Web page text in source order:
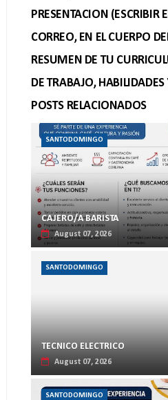
PRESENTACION (ESCRIBIR
CORREO, EN EL CUERPO
RESUMEN DE TU
DE TRABAJO,
POSTS RELACIONADOS
SANTODOMINGO
CAJERO/A BARISTA
August 07, 2026
SANTODOMINGO
TECNICO ELECTRICO
August 07, 2026
SANTODOMINGO